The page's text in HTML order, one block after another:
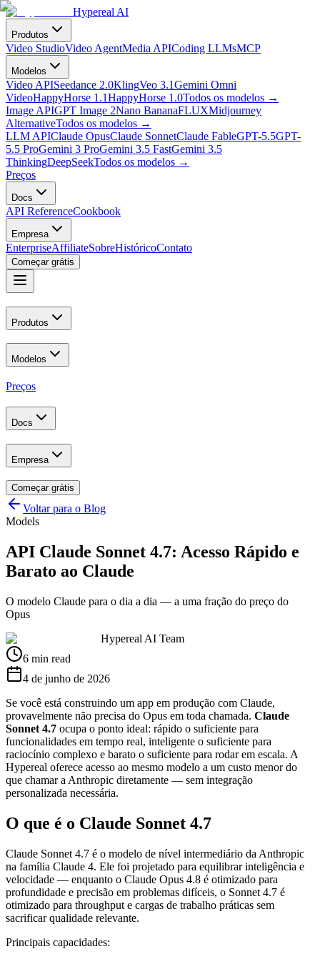
Hypereal AI
Produtos
Video StudioVideo AgentMedia APICoding LLMsMCP
Modelos
Video APISeedance 2.0KlingVeo 3.1Gemini Omni
VideoHappyHorse 1.1HappyHorse 1.0Todos os modelos →
Image APIGPT Image 2Nano BananaFLUXMidjourney
AlternativeTodos os modelos →
LLM APIClaude OpusClaude SonnetClaude FableGPT-5.5GPT-
5.5 ProGemini 3 ProGemini 3.5 FastGemini 3.5
ThinkingDeepSeekTodos os modelos →
Preços
Docs
API ReferenceCookbook
Empresa
EnterpriseAffiliateSobreHistóricoContato
Começar grátis
Produtos
Modelos
Preços
Docs
Empresa
Começar grátis
Voltar para o Blog
Models
API Claude Sonnet 4.7: Acesso Rápido e
Barato ao Claude
O modelo Claude para o dia a dia — a uma fração do preço do
Opus
Hypereal AI Team
6 min read
4 de junho de 2026
Se você está construindo um app em produção com Claude,
provavelmente não precisa do Opus em toda chamada. Claude
Sonnet 4.7 ocupa o ponto ideal: rápido o suficiente para
funcionalidades em tempo real, inteligente o suficiente para
raciocínio complexo e barato o suficiente para rodar em escala. A
Hypereal oferece acesso ao mesmo modelo a um custo menor do
que chamar a Anthropic diretamente — sem integração
personalizada necessária.
O que é o Claude Sonnet 4.7
Claude Sonnet 4.7 é o modelo de nível intermediário da Anthropic
na família Claude 4. Ele foi projetado para equilibrar inteligência e
velocidade — enquanto o Claude Opus 4.8 é otimizado para
profundidade e precisão em problemas difíceis, o Sonnet 4.7 é
otimizado para throughput e cargas de trabalho práticas sem
sacrificar qualidade relevante.
Principais capacidades: